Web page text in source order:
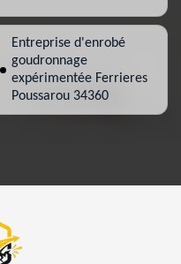
Entreprise d'enrobé
goudronnage
expérimentée Ferrieres
Poussarou 34360